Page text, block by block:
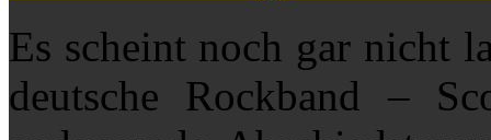
Es scheint noch gar nicht
deutsche Rockband –